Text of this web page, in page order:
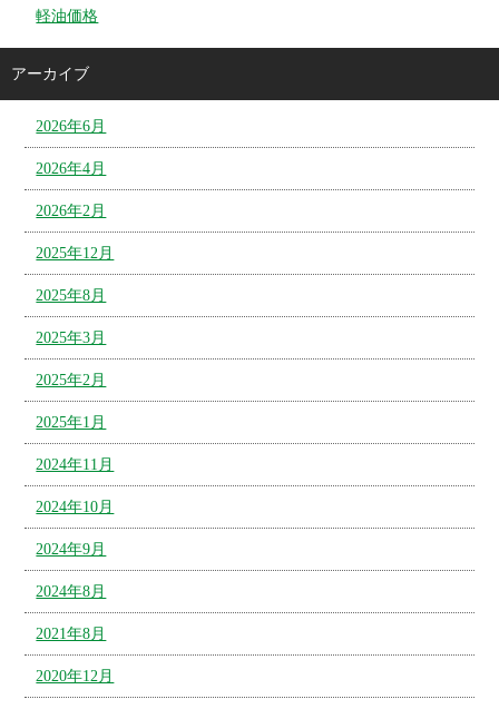
軽油価格
アーカイブ
2026年6月
2026年4月
2026年2月
2025年12月
2025年8月
2025年3月
2025年2月
2025年1月
2024年11月
2024年10月
2024年9月
2024年8月
2021年8月
2020年12月